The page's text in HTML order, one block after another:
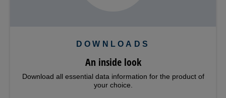
DOWNLOADS
An inside look
Download all essential data information for the product of
your choice.